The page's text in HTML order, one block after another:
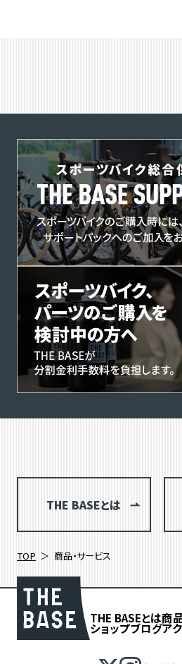
THE BASEとは
TOP 商品・サービス
THE BASEとは商
ショップブログア